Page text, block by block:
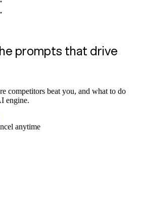
prompts that drive
competitors beat you, and what to do
engine.
anytime